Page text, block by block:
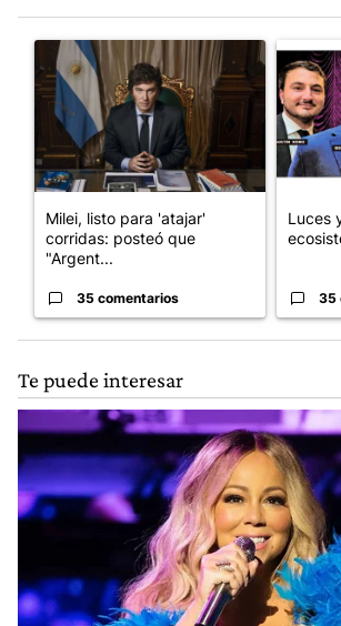
Un artículo de tendencia con el título
Milei, listo para 'atajar'
corridas: posteó que
"Argent...
35 comentarios
Un
Luces
35